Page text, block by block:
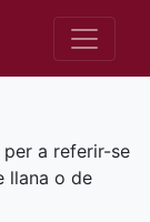
a referir-se
llana o de